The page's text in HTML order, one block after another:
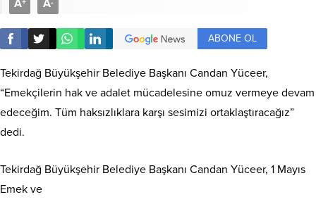
A+ A-
ABONE OL
Tekirdağ Büyükşehir Belediye Başkanı Candan Yüceer,
“Emekçilerin hak ve adalet mücadelesine omuz vermeye devam
edeceğim. Tüm haksızlıklara karşı sesimizi ortaklaştıracağız”
dedi.
Tekirdağ Büyükşehir Belediye Başkanı Candan Yüceer, 1 Mayıs
Emek ve